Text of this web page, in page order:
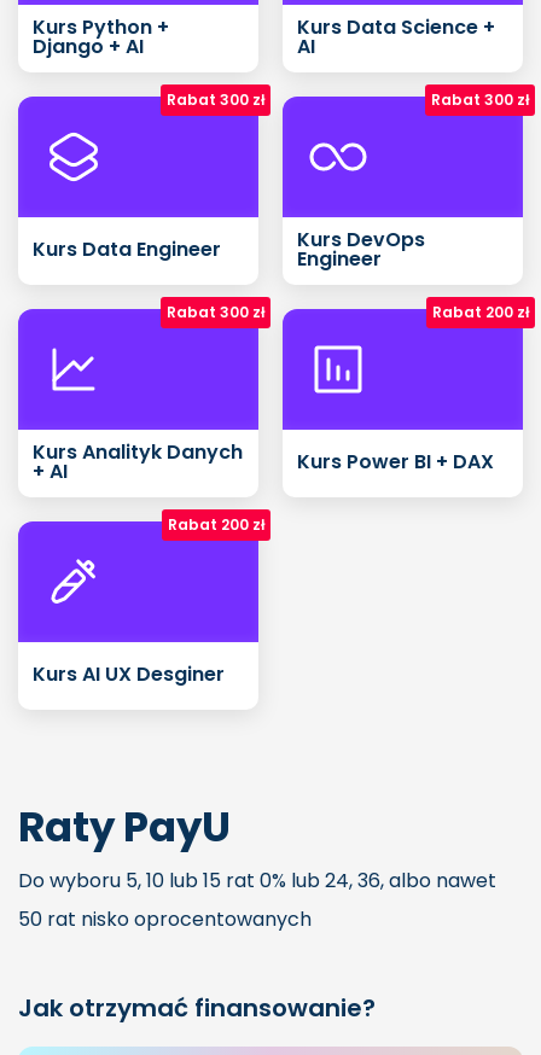
Kurs Python +
Django + AI
Kurs Data Science +
AI
Rabat 300 zł
Kurs Data Engineer
Rabat 300 zł
Kurs DevOps
Engineer
Rabat 300 zł
Kurs Analityk Danych
+ AI
Rabat 200 zł
Kurs Power BI + DAX
Rabat 200 zł
Kurs AI UX Desginer
Raty PayU
Do wyboru 5, 10 lub 15 rat 0% lub 24, 36, albo nawet
50 rat nisko oprocentowanych
Jak otrzymać finansowanie?